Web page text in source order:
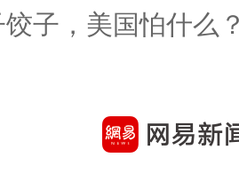
子，美国怕什么